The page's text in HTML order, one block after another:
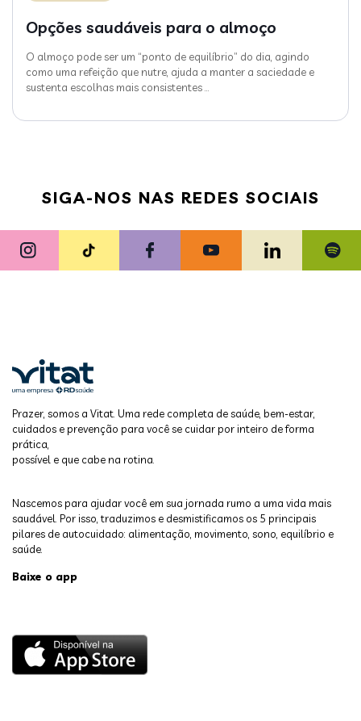
Opções saudáveis para o almoço
O almoço pode ser um “ponto de equilíbrio” do dia, agindo
como uma refeição que nutre, ajuda a manter a saciedade e
sustenta escolhas mais consistentes
SIGA-NOS NAS REDES SOCIAIS
Prazer, somos a Vitat. Uma rede completa de saúde, bem-estar,
cuidados e prevenção para você se cuidar por inteiro de forma
prática,
possível e que cabe na rotina.
Nascemos para ajudar você em sua jornada rumo a uma vida mais
saudável. Por isso, traduzimos e desmistificamos os 5 principais
pilares de autocuidado: alimentação, movimento, sono, equilíbrio e
saúde.
Baixe o app